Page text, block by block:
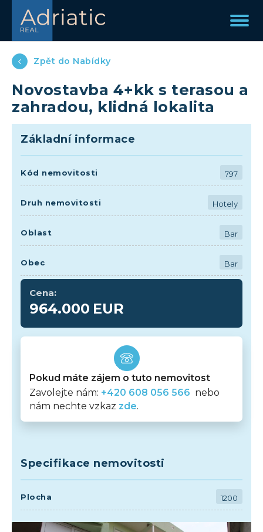
Zpět do Nabídky
Novostavba 4+kk s terasou a
zahradou, klidná lokalita
Základní informace
Kód nemovitosti 797
Druh nemovitosti Hotely
Oblast Bar
Obec Bar
Cena:
964.000 EUR
Pokud máte zájem o tuto nemovitost
Zavolejte nám: +420 608 056 566 nebo
nám nechte vzkaz zde.
Specifikace nemovitosti
Plocha 1200